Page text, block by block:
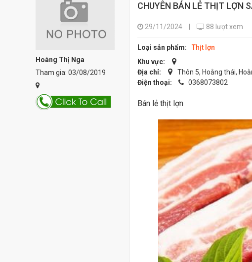
Hoàng Thị Nga
Tham gia: 03/08/2019
CHUYÊN BÁN LẺ THỊT LỢN
29/11/2024 88 lượt xem
Loại sản phẩm:
Thịt lợn
Khu vực:
Địa chỉ:
Thôn 5, Hoằng thái,
Điện thoại:
0368073802
Bán lẻ thịt lợn